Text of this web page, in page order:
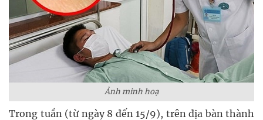
Ảnh minh hoạ
Trong tuần (từ ngày 8 đến 15/9), trên địa bàn thành